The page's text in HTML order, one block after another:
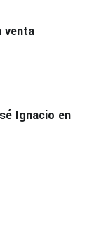
venta
Ignacio en